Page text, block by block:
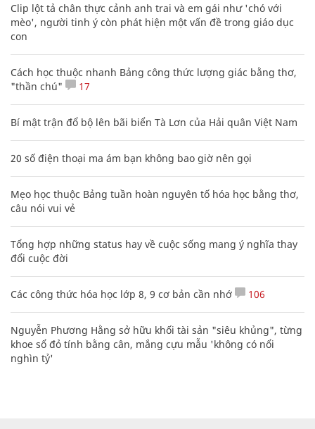
Clip lột tả chân thực cảnh anh trai và em gái như 'chó với
mèo', người tinh ý còn phát hiện một vấn đề trong giáo dục
con
Cách học thuộc nhanh Bảng công thức lượng giác bằng thơ,
"thần chú"
17
Bí mật trận đổ bộ lên bãi biển Tà Lơn của Hải quân Việt Nam
20 số điện thoại ma ám bạn không bao giờ nên gọi
Mẹo học thuộc Bảng tuần hoàn nguyên tố hóa học bằng thơ,
câu nói vui vẻ
Tổng hợp những status hay về cuộc sống mang ý nghĩa thay
đổi cuộc đời
Các công thức hóa học lớp 8, 9 cơ bản cần nhớ 106
Nguyễn Phương Hằng sở hữu khối tài sản "siêu khủng", từng
khoe sổ đỏ tính bằng cân, mắng cựu mẫu 'không có nổi
nghìn tỷ'